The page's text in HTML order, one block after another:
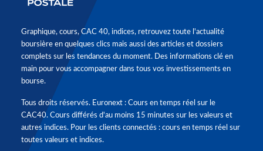
Graphique, cours, CAC 40, indices, retrouvez toute l'actualité
boursière en quelques clics mais aussi des articles et dossiers
complets sur les tendances du moment. Des informations clé en
main pour vous accompagner dans tous vos investissements en
bourse.
Tous droits réservés. Euronext : Cours en temps réel sur le
CAC40. Cours différés d'au moins 15 minutes sur les valeurs et
autres indices. Pour les clients connectés : cours en temps réel sur
toutes valeurs et indices.